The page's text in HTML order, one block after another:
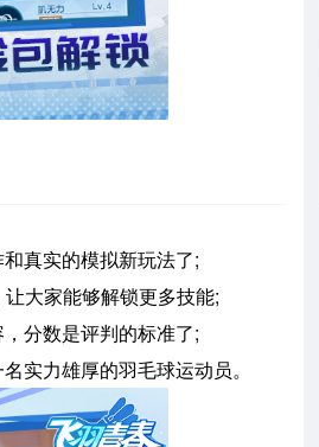
真实的模拟新玩法了;
大家能够解锁更多技能;
分数是评判的标准了;
实力雄厚的羽毛球运动员。